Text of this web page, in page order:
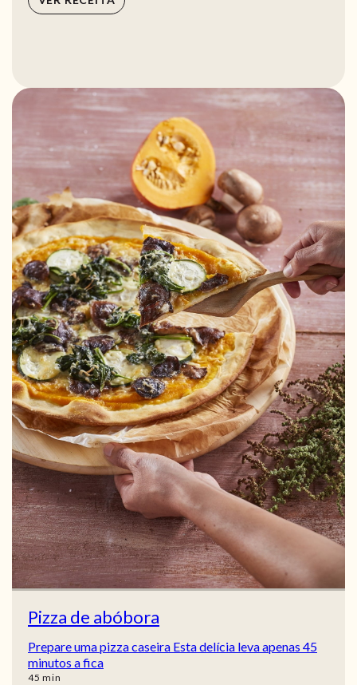
Pizza de abóbora
Prepare uma pizza caseira Esta delícia leva apenas 45
minutos a fica
45 min
min